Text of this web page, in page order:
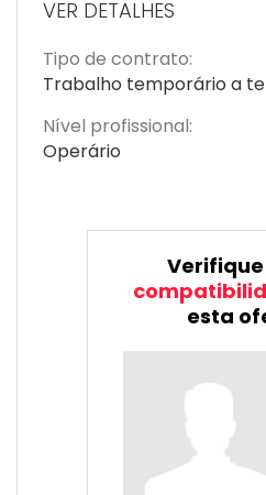
VER DETALHES
Tipo de contrato:
Trabalho temporário a
Nível profissional:
Operário
esta